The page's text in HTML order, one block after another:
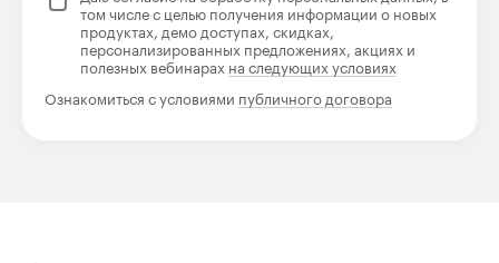
том числе с целью получения информации о новых
продуктах, демо доступах, скидках,
персонализированных предложениях, акциях и
полезных вебинарах на следующих условиях
Ознакомиться с условиями публичного договора